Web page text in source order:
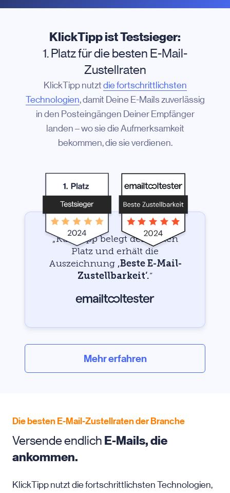
KlickTipp ist Testsieger:
1. Platz für die besten E-Mail-
Zustellraten
KlickTipp nutzt die fortschrittlichsten
Technologien, damit Deine E-Mails zuverlässig
in den Posteingängen Deiner Empfänger
landen – wo sie die Aufmerksamkeit
bekommen, die sie verdienen.
„KlickTipp belegt den ersten
Platz und erhält die
Auszeichnung ‚Beste E-Mail-
Zustellbarkeit‘.“
Mehr erfahren
Die besten E-Mail-Zustellraten der Branche
Versende endlich E-Mails, die
ankommen.
KlickTipp nutzt die fortschrittlichsten Technologien,